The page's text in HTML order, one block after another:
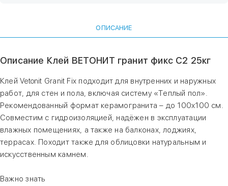
ОПИСАНИЕ
Описание Клей ВЕТОНИТ гранит фикс С2 25кг
Клей Vetonit Granit Fix подходит для внутренних и наружных
работ, для стен и пола, включая систему «Теплый пол».
Рекомендованный формат керамогранита – до 100х100 см.
Совместим с гидроизоляцией, надёжен в эксплуатации
влажных помещениях, а также на балконах, лоджиях,
террасах. Походит также для облицовки натуральным и
искусственным камнем.
Важно знать